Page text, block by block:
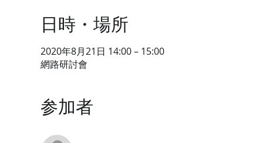
日時・場所
2020年8月21日 14:00 – 15:00
網路研討會
参加者